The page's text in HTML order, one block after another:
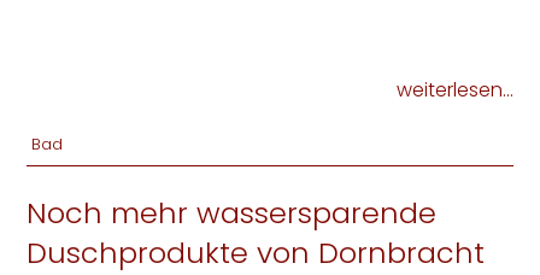
weiterlesen...
Bad
Noch mehr wassersparende
Duschprodukte von Dornbracht